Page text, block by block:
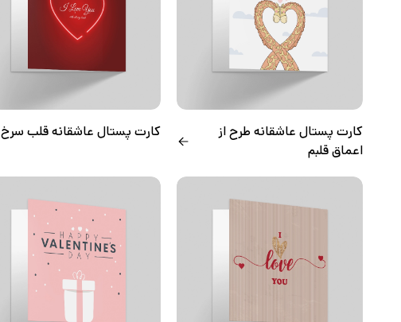
کارت پستال عاشقانه طرح از
اعماق قلبم
کارت پستال عاشقانه قلب سرخ